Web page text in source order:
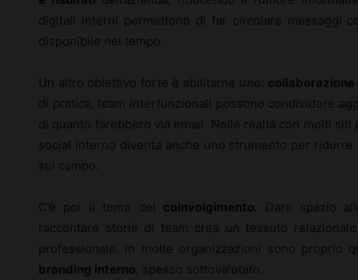
digitali interni permettono di far circolare messaggi
disponibile nel tempo.
Un altro obiettivo forte è abilitarne uno:
di pratica, team interfunzionali possono condividere
di quanto farebbero via email. Nelle realtà con molti
social interno diventa anche uno strumento per
sul campo.
C’è poi il tema del coinvolgimento . Dare spazio
raccontare storie di team crea un tessuto
professionale. In molte organizzazioni sono proprio
branding interno , spesso sottovalutato.